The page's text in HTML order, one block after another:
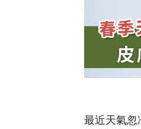
最近天氣忽